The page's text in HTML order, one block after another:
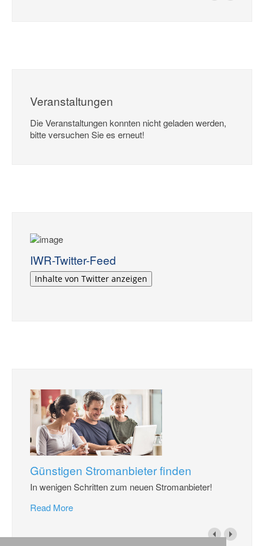
Veranstaltungen
Die Veranstaltungen konnten nicht geladen werden,
bitte versuchen Sie es erneut!
IWR-Twitter-Feed
Inhalte von Twitter anzeigen
Günstigen Stromanbieter finden
In wenigen Schritten zum neuen Stromanbieter!
Read More